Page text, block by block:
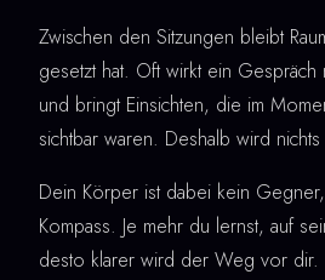
Zwischen den Sitzungen bleibt
gesetzt hat. Oft wirkt ein Gespräch
und bringt Einsichten, die im
sichtbar waren. Deshalb wird
Dein Körper ist dabei kein
Kompass. Je mehr du lernst, auf
desto klarer wird der Weg vor dir.